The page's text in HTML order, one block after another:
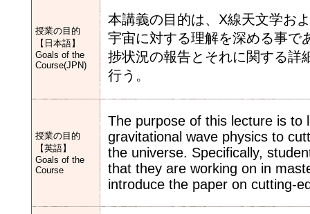
授業の目的
【日本語】
Goals of the
Course(JPN)
本講義の目的は、X線天文学お
宇宙に対する理解を深める事で
捗状況の報告とそれに関する詳
行う。
授業の目的
【英語】
Goals of the
Course
The purpose of this lecture is
gravitational wave physics to
the universe. Specifically,
that they are working on in
introduce the paper on cutting-